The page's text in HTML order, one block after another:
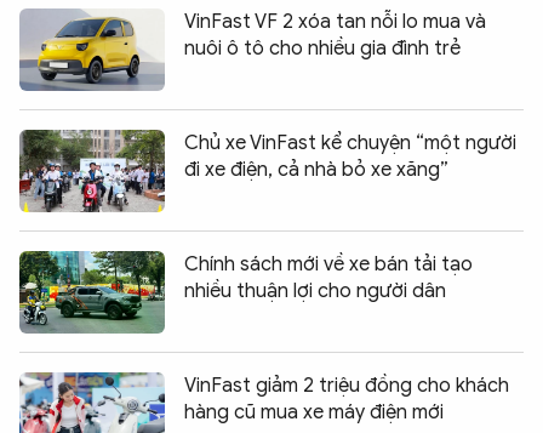
VinFast VF 2 xóa tan nỗi lo mua và
nuôi ô tô cho nhiều gia đình trẻ
Chủ xe VinFast kể chuyện “một người
đi xe điện, cả nhà bỏ xe xăng”
Chính sách mới về xe bán tải tạo
nhiều thuận lợi cho người dân
VinFast giảm 2 triệu đồng cho khách
hàng cũ mua xe máy điện mới